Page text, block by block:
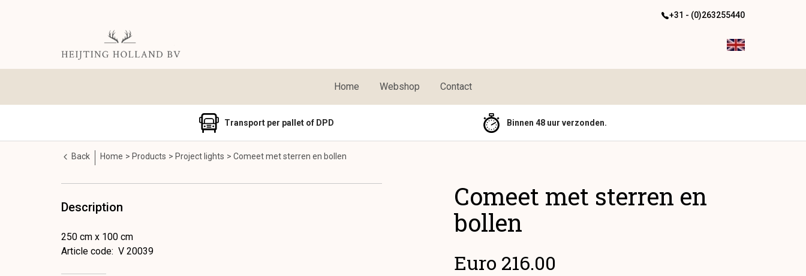
+31 - (0)263255440
Home Webshop Contact
Transport per pallet of DPD Binnen 48 uur verzonden.
Back Home Products Project lights Comeet met sterren en bollen
Description
250 cm x 100 cm
Article code: V 20039
Comeet met sterren en
bollen
Euro 216.00